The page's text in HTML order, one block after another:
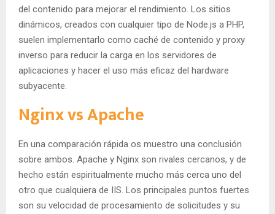
del contenido para mejorar el rendimiento. Los sitios
dinámicos, creados con cualquier tipo de Node.js a PHP,
suelen implementarlo como caché de contenido y proxy
inverso para reducir la carga en los servidores de
aplicaciones y hacer el uso más eficaz del hardware
subyacente.
Nginx vs Apache
En una comparación rápida os muestro una conclusión
sobre ambos. Apache y Nginx son rivales cercanos, y de
hecho están espiritualmente mucho más cerca uno del
otro que cualquiera de IIS. Los principales puntos fuertes
son su velocidad de procesamiento de solicitudes y su